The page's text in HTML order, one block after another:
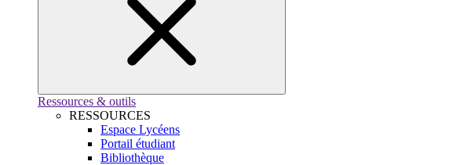
Ressources & outils
RESSOURCES
Espace Lycéens
Portail étudiant
Bibliothèque